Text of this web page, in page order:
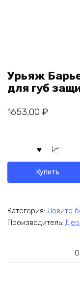
Урьяж
для губ
1653,00 ₽
Купить
Категория: Ловите
Производитель: